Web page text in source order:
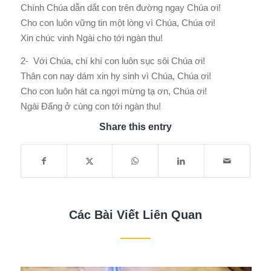
Chính Chúa dẫn dắt con trên đường ngay Chúa ơi!
Cho con luôn vững tin một lòng vì Chúa, Chúa ơi!
Xin chúc vinh Ngài cho tới ngàn thu!
2- Với Chúa, chí khí con luôn sục sôi Chúa ơi!
Thân con nay dám xin hy sinh vì Chúa, Chúa ơi!
Cho con luôn hát ca ngợi mừng tạ ơn, Chúa ơi!
Ngài Đấng ở cùng con tới ngàn thu!
Share this entry
Các Bài Viết Liên Quan